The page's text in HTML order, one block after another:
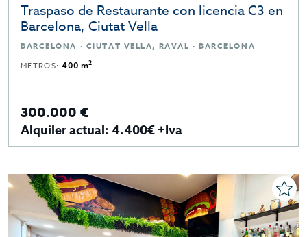
Traspaso de Restaurante con licencia C3 en
Barcelona, Ciutat Vella
BARCELONA · CIUTAT VELLA, RAVAL · BARCELONA
METROS:400 m2
300.000 €
Alquiler actual: 4.400€ +Iva